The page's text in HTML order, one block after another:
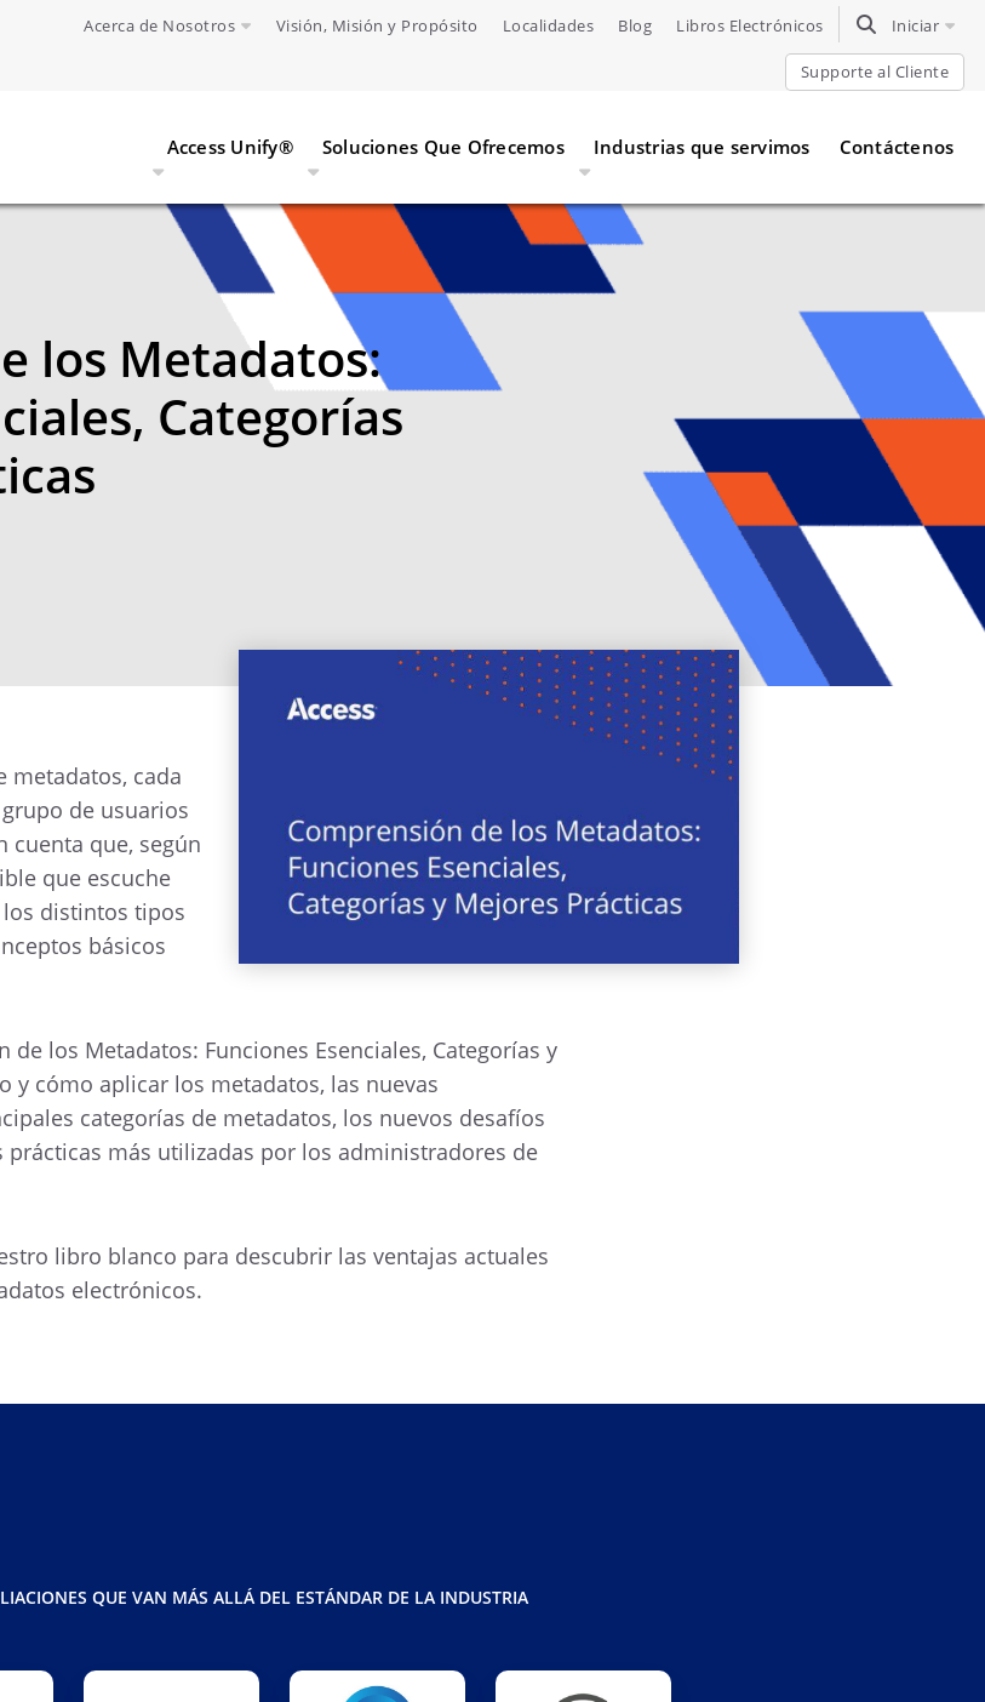
Acerca de Nosotros Visión, Misión y Propósito Localidades Blog Libros Electrónicos TOGGLE
Iniciar
Supporte al Cliente
Access Unify® Soluciones Que Ofrecemos Industrias que servimos Contáctenos
los Metadatos:
Categorías
metadatos, cada
de usuarios
cuenta que, según
que escuche
distintos tipos
básicos
los Metadatos: Funciones Esenciales, Categorías y
y cómo aplicar los metadatos, las nuevas
categorías de metadatos, los nuevos desafíos
más utilizadas por los administradores de
libro blanco para descubrir las ventajas actuales
electrónicos.
QUE VAN MÁS ALLÁ DEL ESTÁNDAR DE LA INDUSTRIA